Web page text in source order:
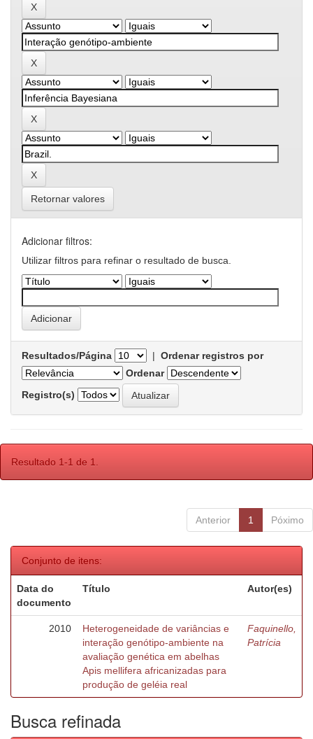
Retornar valores
Adicionar filtros:
Utilizar filtros para refinar o resultado de busca.
Resultados/Página | Ordenar registros por
Ordenar
Registro(s)
Resultado 1-1 de 1.
Anterior 1 Póximo
Conjunto de itens:
Data do
documento
Título Autor(es)
2010
Heterogeneidade de variâncias e
interação genótipo-ambiente na
avaliação genética em abelhas
Apis mellifera africanizadas para
produção de geléia real
Faquinello,
Patrícia
Busca refinada